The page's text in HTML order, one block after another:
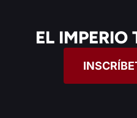
EL IMPERIO